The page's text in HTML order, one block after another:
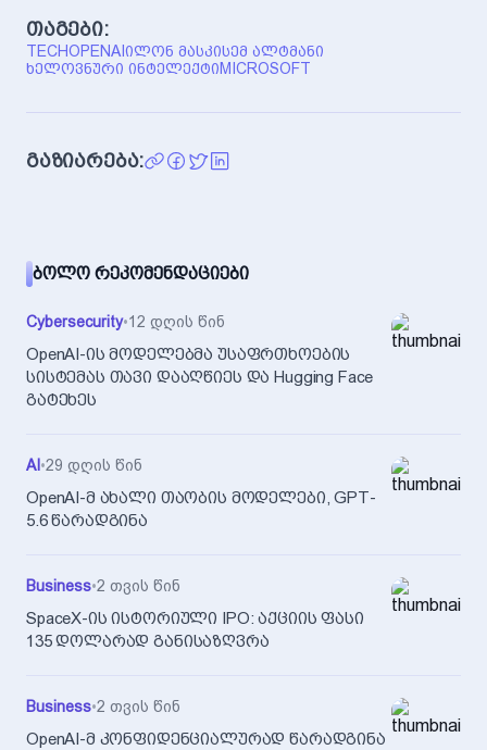
თაგები:
TECHOPENAI ᲘᲚᲝᲜ ᲛᲐᲡᲙᲘᲡᲔᲛ ᲐᲚᲢᲛᲐᲜᲘ
ᲮᲔᲚᲝᲕᲜᲣᲠᲘ ᲘᲜᲢᲔᲚᲔᲥᲢᲘMICROSOFT
გაზიარება:
ᲑᲝᲚᲝ ᲠᲔᲙᲝᲛᲔᲜᲓᲐᲪᲘᲔᲑᲘ
Cybersecurity•12 დღის წინ
OpenAI-ის მოდელებმა უსაფრთხოების
სისტემას თავი დააღწიეს და Hugging Face
გატეხეს
AI •29 დღის წინ
OpenAI-მ ახალი თაობის მოდელები, GPT-
5.6 წარადგინა
Business•2 თვის წინ
SpaceX-ის ისტორიული IPO: აქციის ფასი
135 დოლარად განისაზღვრა
Business•2 თვის წინ
OpenAI-მ კონფიდენციალურად წარადგინა